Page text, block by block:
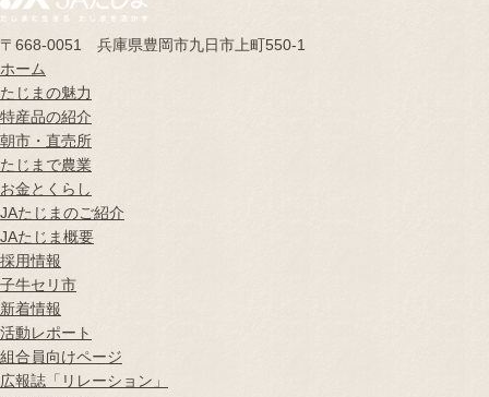
〒668-0051 兵庫県豊岡市九日市上町550-1
ホーム
たじまの魅力
特産品の紹介
朝市・直売所
たじまで農業
お金とくらし
JAたじまのご紹介
JAたじま概要
採用情報
子牛セリ市
新着情報
活動レポート
組合員向けページ
広報誌 「リレーション」